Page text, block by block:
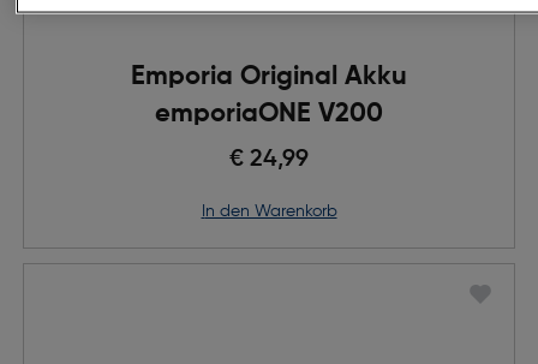
Emporia Original Akku
emporiaONE V200
€ 24,99
in den Warenkorb